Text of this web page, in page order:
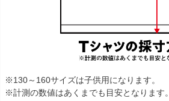
※130～160サイズは子供用になります。
※計測の数値はあくまでも目安となります。